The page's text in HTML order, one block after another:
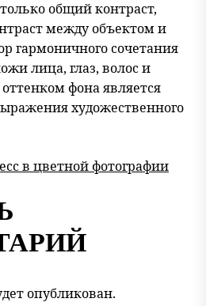
общий контраст,
между объектом и
гармоничного сочетания
лица, глаз, волос и
фона является
художественного
в цветной фотографии
опубликован.